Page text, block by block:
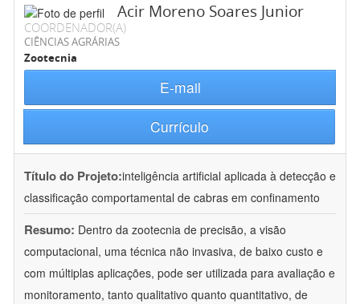
Acir Moreno Soares Junior
COORDENADOR(A)
CIÊNCIAS AGRÁRIAS
Zootecnia
E-mail
Currículo
Título do Projeto:inteligência artificial aplicada à detecção e
classificação comportamental de cabras em confinamento
Resumo: Dentro da zootecnia de precisão, a visão
computacional, uma técnica não invasiva, de baixo custo e
com múltiplas aplicações, pode ser utilizada para avaliação e
monitoramento, tanto qualitativo quanto quantitativo, de